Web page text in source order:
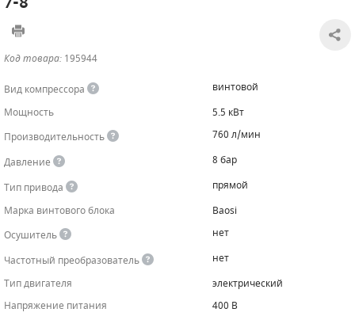
Код товара: 195944
Вид компрессора
винтовой
Мощность
5.5 кВт
Производительность
760 л/мин
Давление
8 бар
Тип привода
прямой
Марка винтового блока
Baosi
Осушитель
нет
Частотный преобразователь
нет
Тип двигателя
электрический
Напряжение питания
400 В
САДОВАЯ ТЕХНИКА
ЧИЛЛЕРЫ
КАНАЛИЗАЦИОННЫЕ НАСОСЫ
БЕНЗИНОВЫЕ МОТОПОМПЫ
ТАЛИ И ТЕЛЬФЕРЫ
ОСВЕТИТЕЛЬНЫЕ МАЧТЫ
КОНТРОЛЛЕРЫ (БЛОКИ УПРАВЛЕНИЯ)
ПРЕДОХРАНИТЕЛЬНЫЕ КЛАПАНЫ
ОБРАТНЫЕ КЛАПАНЫ
РЕЛЕ ДАВЛЕНИЯ ДЛЯ ДЛЯ КОМПРЕССОРОВ
ДАТЧИКИ
РУКАВА ВЫСОКОГО ДАВЛЕНИЯ (РВД)
ЗАПЧАСТИ ДЛЯ ВИНТОВЫХ КОМПРЕССОРОВ